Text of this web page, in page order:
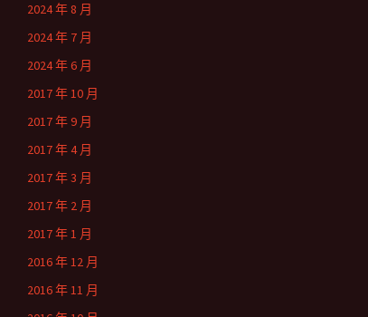
2024 年 8 月
2024 年 7 月
2024 年 6 月
2017 年 10 月
2017 年 9 月
2017 年 4 月
2017 年 3 月
2017 年 2 月
2017 年 1 月
2016 年 12 月
2016 年 11 月